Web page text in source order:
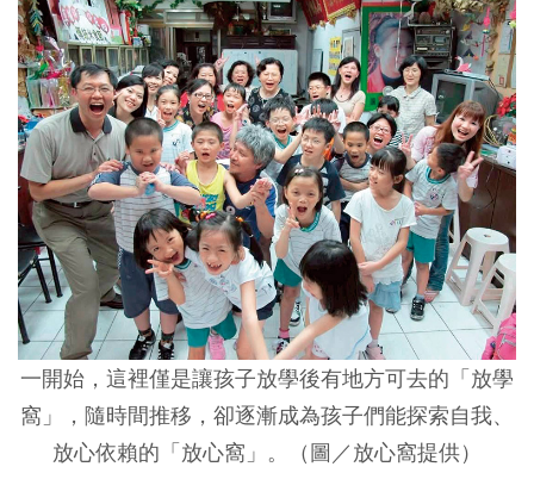
一開始，這裡僅是讓孩子放學後有地方可去的「放學
窩」，隨時間推移，卻逐漸成為孩子們能探索自我、
放心依賴的「放心窩」。
（圖 ／放心窩提供）